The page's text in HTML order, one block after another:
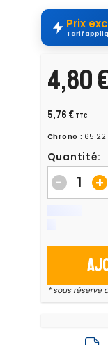
Prix
Tarif
4,80
5,76 € TTC
Chrono : 651221
Quantité:
+
-
* sous réserve